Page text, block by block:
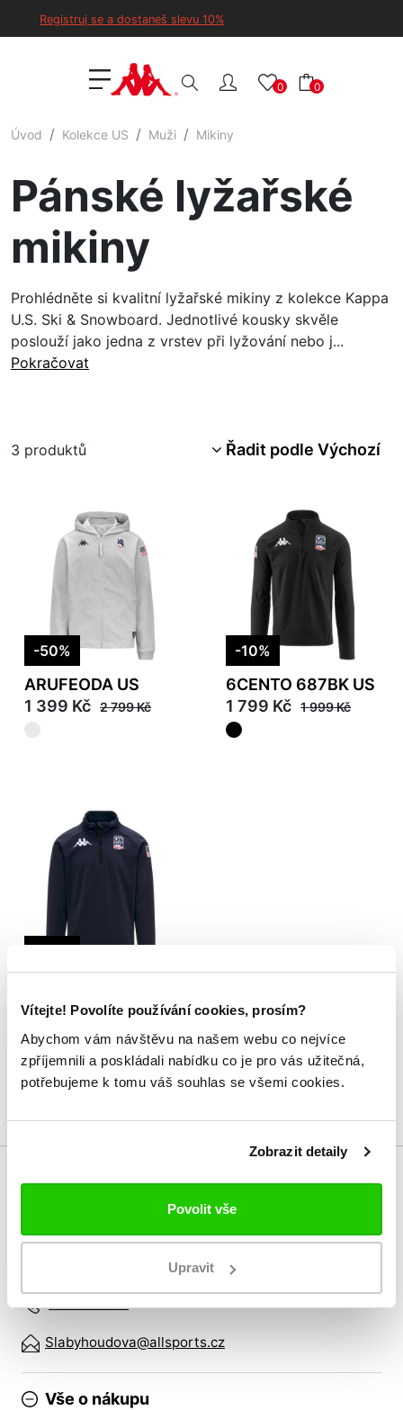
Vítejte! Povolíte používání cookies, prosím?
Abychom vám návštěvu na našem webu co nejvíce
zpříjemnili a poskládali nabídku co je pro vás užitečná,
potřebujeme k tomu váš souhlas se všemi cookies.
Zobrazit detaily
Povolit vše
Upravit
Registruj se a dostaneš slevu 10%
0 0
Úvod Kolekce US Muži Mikiny
Pánské lyžařské
mikiny
Prohlédněte si kvalitní lyžařské mikiny z kolekce Kappa
U.S. Ski & Snowboard. Jednotlivé kousky skvěle
poslouží jako jedna z vrstev při lyžování nebo j...
Pokračovat
3 produktů Řadit podle Výchozí
-50%
ARUFEODA US
1 399 Kč 2 799 Kč
-10%
6CENTO 687BK US
1 799 Kč 1 999 Kč
1 599 Kč 1 999 Kč
Zákaznický servis
724 530 512
Slabyhoudova@allsports.cz
Vše o nákupu